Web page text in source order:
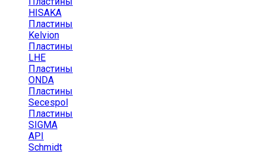
HISAKA
Пластины
Kelvion
Пластины
LHE
Пластины
ONDA
Пластины
Secespol
Пластины
SIGMA
API
Schmidt